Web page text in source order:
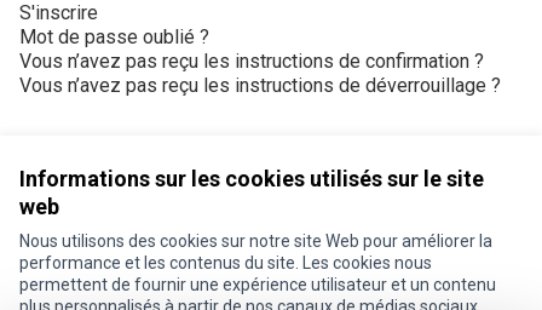
Informations sur les cookies utilisés sur le site
web
Nous utilisons des cookies sur notre site Web pour améliorer la
performance et les contenus du site. Les cookies nous
permettent de fournir une expérience utilisateur et un contenu
S'inscrire
Mot de passe oublié ?
Vous n’avez pas reçu les instructions de confirmation ?
Vous n’avez pas reçu les instructions de déverrouillage ?
Conditions d'utilisation
Paramètres des cookies
Je participe ! sur X
Je participe ! sur Facebook
Je participe ! sur Instagram